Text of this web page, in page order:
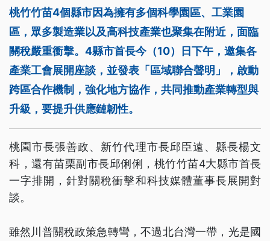
桃竹竹苗4個縣市因為擁有多個科學園區、工業園
區，眾多製造業以及高科技產業也聚集在附近，面臨
關稅嚴重衝擊。4縣市首長今（10）日下午，邀集各
產業工會展開座談，並發表「區域聯合聲明」，啟動
跨區合作機制，強化地方協作，共同推動產業轉型與
升級，要提升供應鏈韌性。
桃園市長張善政、新竹代理市長邱臣遠、縣長楊文
科，還有苗栗副市長邱俐俐，桃竹竹苗4大縣市首長
一字排開，針對關稅衝擊和科技媒體董事長展開對
談。
雖然川普關稅政策急轉彎，不過北台灣一帶，光是國